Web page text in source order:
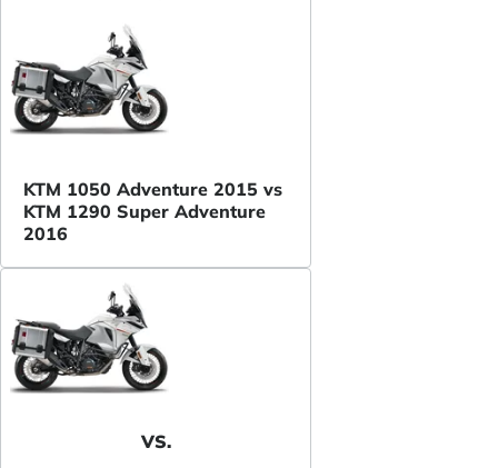
KTM 1050 Adventure 2015 vs
KTM 1290 Super Adventure
2016
VS.